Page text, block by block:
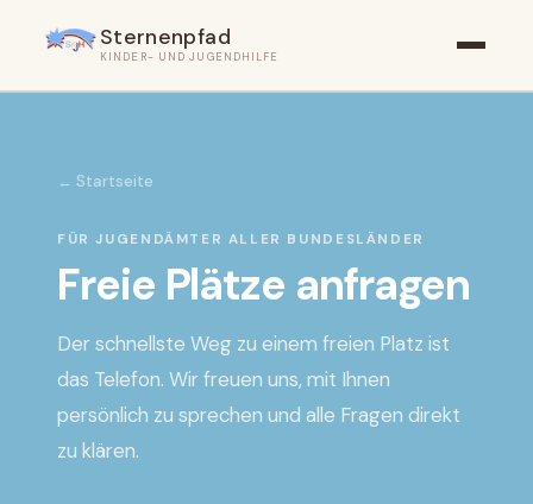
Sternenpfad
KINDER- UND JUGENDHILFE
← Startseite
FÜR JUGENDÄMTER ALLER BUNDESLÄNDER
Freie Plätze anfragen
Der schnellste Weg zu einem freien Platz ist
das Telefon. Wir freuen uns, mit Ihnen
persönlich zu sprechen und alle Fragen direkt
zu klären.